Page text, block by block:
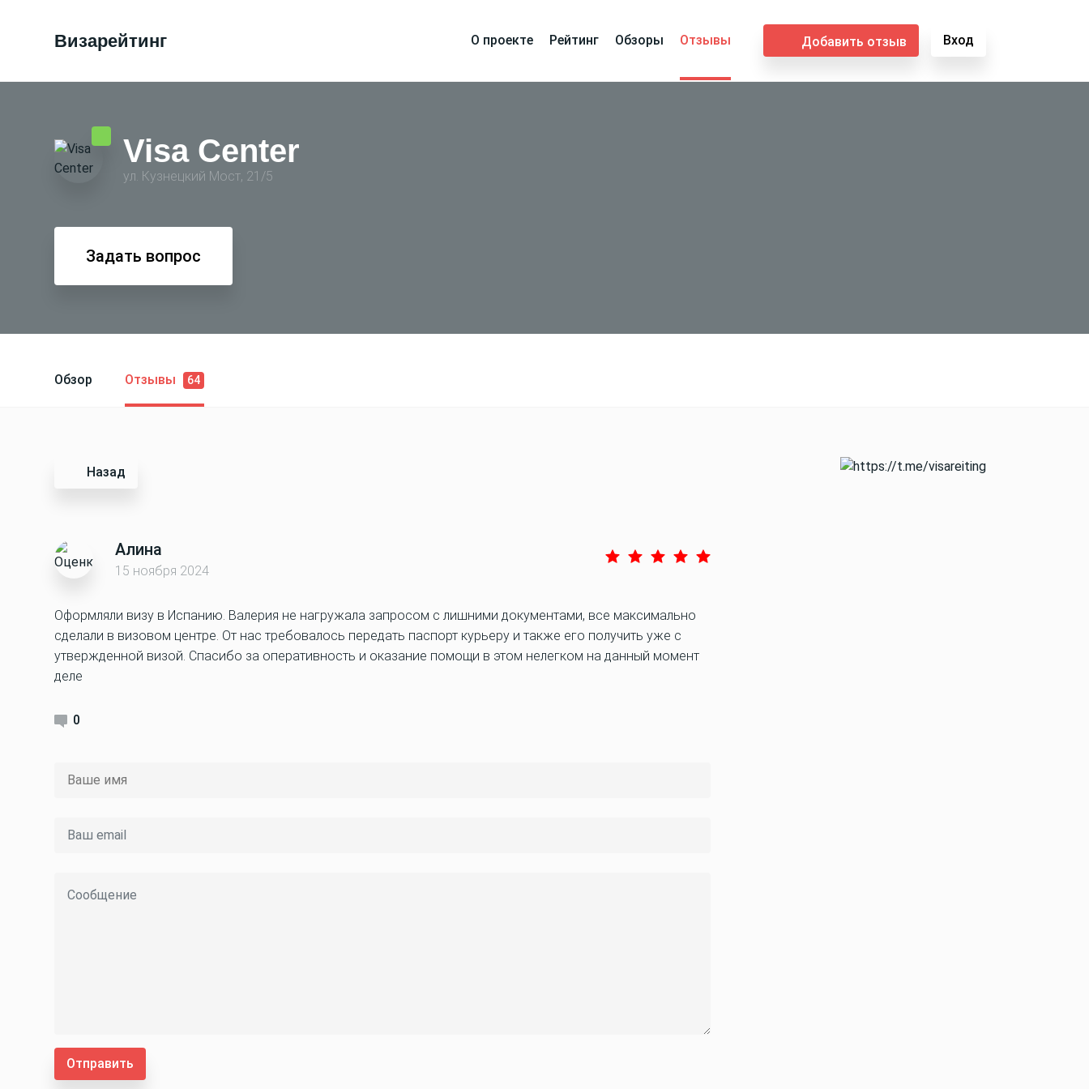
Визарейтинг О проекте Рейтинг Обзоры Отзывы Добавить отзыв Вход
Visa Center
ул. Кузнецкий Мост, 21/5
Задать вопрос
Обзор Отзывы 64
Назад
Алина
15 ноября 2024
Оформляли визу в Испанию. Валерия не нагружала запросом с лишними документами, все максимально
сделали в визовом центре. От нас требовалось передать паспорт курьеру и также его получить уже с
утвержденной визой. Спасибо за оперативность и оказание помощи в этом нелегком на данный момент
деле
0
Отправить